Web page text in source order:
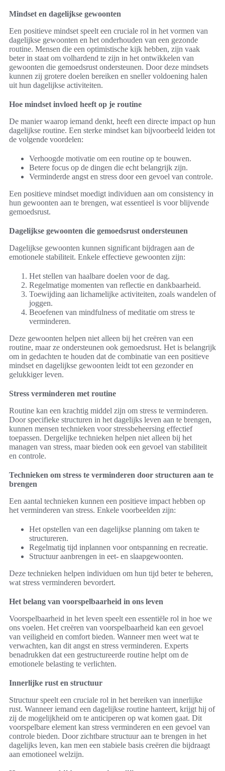
Mindset en dagelijkse gewoonten
Een positieve mindset speelt een cruciale rol in het vormen van
dagelijkse gewoonten en het onderhouden van een gezonde
routine. Mensen die een optimistische kijk hebben, zijn vaak
beter in staat om volhardend te zijn in het ontwikkelen van
gewoonten die gemoedsrust ondersteunen. Door deze mindsets
kunnen zij grotere doelen bereiken en sneller voldoening halen
uit hun dagelijkse activiteiten.
Hoe mindset invloed heeft op je routine
De manier waarop iemand denkt, heeft een directe impact op hun
dagelijkse routine. Een sterke mindset kan bijvoorbeeld leiden tot
de volgende voordelen:
Verhoogde motivatie om een routine op te bouwen.
Betere focus op de dingen die echt belangrijk zijn.
Verminderde angst en stress door een gevoel van controle.
Een positieve mindset moedigt individuen aan om consistency in
hun gewoonten aan te brengen, wat essentieel is voor blijvende
gemoedsrust.
Dagelijkse gewoonten die gemoedsrust ondersteunen
Dagelijkse gewoonten kunnen significant bijdragen aan de
emotionele stabiliteit. Enkele effectieve gewoonten zijn:
Het stellen van haalbare doelen voor de dag.
Regelmatige momenten van reflectie en dankbaarheid.
Toewijding aan lichamelijke activiteiten, zoals wandelen of
joggen.
Beoefenen van mindfulness of meditatie om stress te
verminderen.
Deze gewoonten helpen niet alleen bij het creëren van een
routine, maar ze ondersteunen ook gemoedsrust. Het is belangrijk
om in gedachten te houden dat de combinatie van een positieve
mindset en dagelijkse gewoonten leidt tot een gezonder en
gelukkiger leven.
Stress verminderen met routine
Routine kan een krachtig middel zijn om stress te verminderen.
Door specifieke structuren in het dagelijks leven aan te brengen,
kunnen mensen technieken voor stressbeheersing effectief
toepassen. Dergelijke technieken helpen niet alleen bij het
managen van stress, maar bieden ook een gevoel van stabiliteit
en controle.
Technieken om stress te verminderen door structuren aan te
brengen
Een aantal technieken kunnen een positieve impact hebben op
het verminderen van stress. Enkele voorbeelden zijn:
Het opstellen van een dagelijkse planning om taken te
structureren.
Regelmatig tijd inplannen voor ontspanning en recreatie.
Structuur aanbrengen in eet- en slaapgewoonten.
Deze technieken helpen individuen om hun tijd beter te beheren,
wat stress verminderen bevordert.
Het belang van voorspelbaarheid in ons leven
Voorspelbaarheid in het leven speelt een essentiële rol in hoe we
ons voelen. Het creëren van voorspelbaarheid kan een gevoel
van veiligheid en comfort bieden. Wanneer men weet wat te
verwachten, kan dit angst en stress verminderen. Experts
benadrukken dat een gestructureerde routine helpt om de
emotionele belasting te verlichten.
Innerlijke rust en structuur
Structuur speelt een cruciale rol in het bereiken van innerlijke
rust. Wanneer iemand een dagelijkse routine hanteert, krijgt hij of
zij de mogelijkheid om te anticiperen op wat komen gaat. Dit
voorspelbare element kan stress verminderen en een gevoel van
controle bieden. Door zichtbare structuur aan te brengen in het
dagelijks leven, kan men een stabiele basis creëren die bijdraagt
aan emotioneel welzijn.